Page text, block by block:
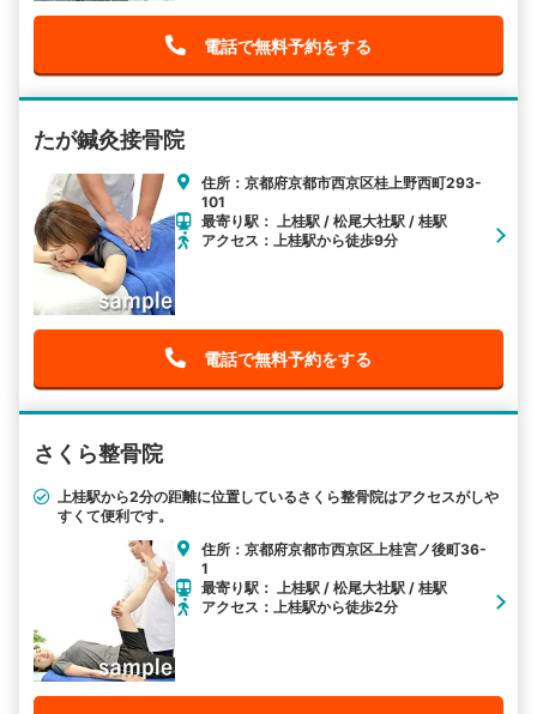
電話で無料予約をする
たが鍼灸接骨院
住所：京都府京都市西京区桂上野西町293-
101
最寄り駅： 上桂駅 / 松尾大社駅 / 桂駅
アクセス：上桂駅から徒歩9分
電話で無料予約をする
さくら整骨院
上桂駅から2分の距離に位置しているさくら整骨院はアクセスがしや
すくて便利です。
住所：京都府京都市西京区上桂宮ノ後町36-
1
最寄り駅： 上桂駅 / 松尾大社駅 / 桂駅
アクセス：上桂駅から徒歩2分